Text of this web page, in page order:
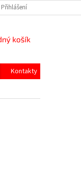
Přihlášení
košík
Kontakty